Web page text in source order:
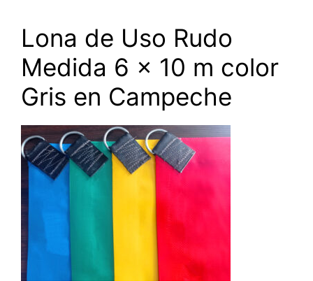
Lona de Uso Rudo
Medida 6 x 10 m color
Gris en Campeche